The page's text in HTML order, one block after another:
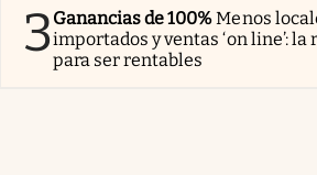
3Ganancias de 100%Menos
importados y ventas ‘on line’:
para ser rentables